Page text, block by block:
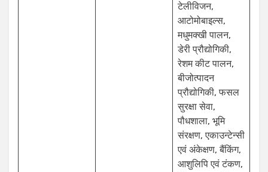
टेलीविजन,
आटोमोबाइल्स,
मधुमक्खी पालन,
डेरी प्रौद्योगिकी,
रेशम कीट पालन,
बीजोत्पादन
प्रौद्योगिकी, फसल
सुरक्षा सेवा,
पौधशाला, भूमि
संरक्षण, एकाउन्टेन्सी
एवं अंकेक्षण, बैंकिंग,
आशुलिपि एवं टंकण,